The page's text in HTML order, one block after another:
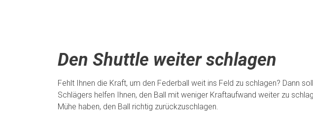
Den Shuttle weiter schlagen
Fehlt Ihnen die Kraft, um den Federball weit ins Feld zu schlagen? Dann
Schlägers helfen Ihnen, den Ball mit weniger Kraftaufwand weiter zu
Mühe haben, den Ball richtig zurückzuschlagen.